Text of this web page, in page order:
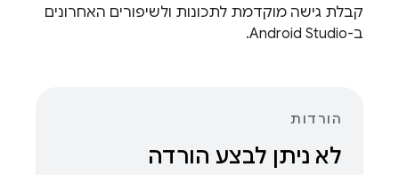
קבלת גישה מוקדמת לתכונות ולשיפורים האחרונים
ב-Android Studio.
הורדות
לא ניתן לבצע הורדה